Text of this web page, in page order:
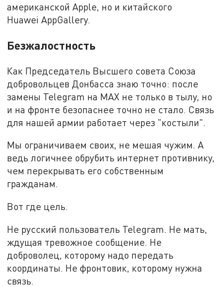
американской Apple, но и китайского
Huawei AppGallery.
Безжалостность
Как Председатель Высшего совета Союза
добровольцев Донбасса знаю точно: после
замены Telegram на MAX не только в тылу, но
и на фронте безопаснее точно не стало. Связь
для нашей армии работает через "костыли".
Мы ограничиваем своих, не мешая чужим. А
ведь логичнее обрубить интернет противнику,
чем перекрывать его собственным
гражданам.
Вот где цель.
Не русский пользователь Telegram. Не мать,
ждущая тревожное сообщение. Не
доброволец, которому надо передать
координаты. Не фронтовик, которому нужна
связь.